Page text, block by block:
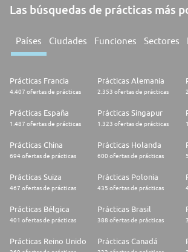
Las búsquedas de prácticas más
Países Ciudades Funciones Sectores
Prácticas Francia
4.407 ofertas de prácticas
Prácticas Alemania
2.353 ofertas de prácticas
Prácticas España
1.487 ofertas de prácticas
Prácticas Singapur
1.323 ofertas de prácticas
Prácticas China
694 ofertas de prácticas
Prácticas Holanda
600 ofertas de prácticas
Prácticas Suiza
467 ofertas de prácticas
Prácticas Polonia
435 ofertas de prácticas
Prácticas Bélgica
401 ofertas de prácticas
Prácticas Brasil
388 ofertas de prácticas
Prácticas Reino Unido Prácticas Canadá